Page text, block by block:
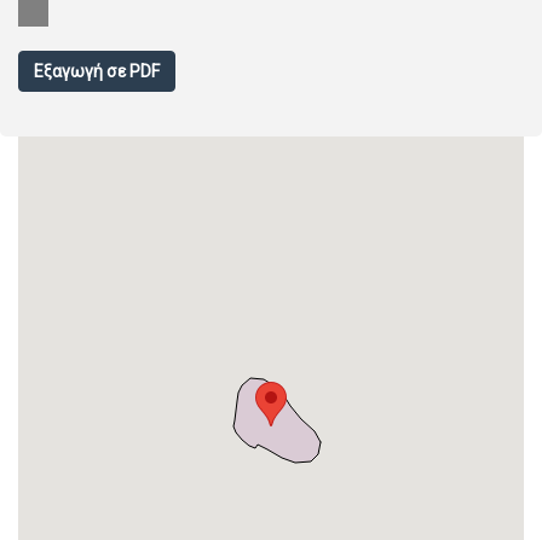
Εξαγωγή σε PDF